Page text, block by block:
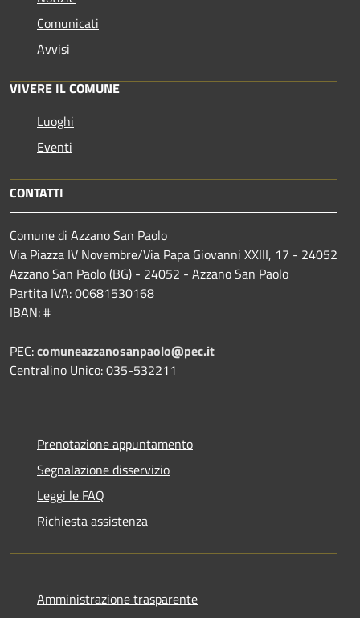
Comunicati
Avvisi
VIVERE IL COMUNE
Luoghi
Eventi
CONTATTI
Comune di Azzano San Paolo
Via Piazza IV Novembre/Via Papa Giovanni XXIII, 17 - 24052
Azzano San Paolo (BG) - 24052 - Azzano San Paolo
Partita IVA: 00681530168
IBAN: #
PEC:comuneazzanosanpaolo@pec.it
Centralino Unico: 035-532211
Prenotazione appuntamento
Segnalazione disservizio
Leggi le FAQ
Richiesta assistenza
Amministrazione trasparente